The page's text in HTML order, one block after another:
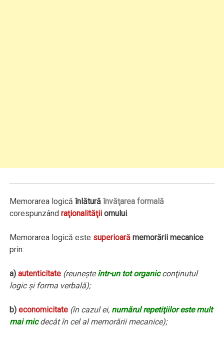
Memorarea logicăînlăturăînvăţarea formală
corespunzândraţionalităţii omului.
Memorarea logică este superioară memorării mecanice
prin:
a) autenticitate (reuneşteîntr-un tot organicconţinutul
logic şi forma verbală);
b) economicitate (în cazul ei, numărul repetiţiilor este mult
mai micdecât în cel al memorării mecanice);